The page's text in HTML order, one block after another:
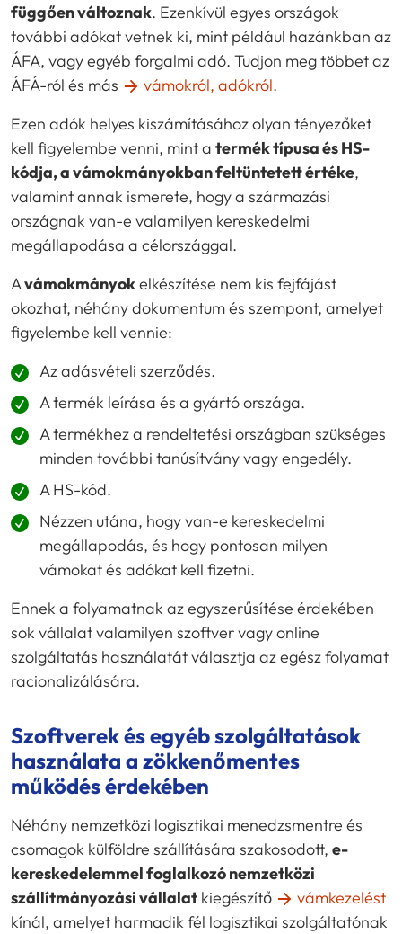
függően változnak. Ezenkívül egyes országok
további adókat vetnek ki, mint például hazánkban az
ÁFA, vagy egyéb forgalmi adó. Tudjon meg többet az
ÁFÁ-ról és más
vámokról, adókról.
Ezen adók helyes kiszámításához olyan tényezőket
kell figyelembe venni, mint a termék típusa és HS-
kódja, a vámokmányokban feltüntetett értéke,
valamint annak ismerete, hogy a származási
országnak van-e valamilyen kereskedelmi
megállapodása a célországgal.
Avámokmányokelkészítése nem kis fejfájást
okozhat, néhány dokumentum és szempont, amelyet
figyelembe kell vennie:
Az adásvételi szerződés.
A termék leírása és a gyártó országa.
A termékhez a rendeltetési országban szükséges
minden további tanúsítvány vagy engedély.
A HS-kód.
Nézzen utána, hogy van-e kereskedelmi
megállapodás, és hogy pontosan milyen
vámokat és adókat kell fizetni.
Ennek a folyamatnak az egyszerűsítése érdekében
sok vállalat valamilyen szoftver vagy online
szolgáltatás használatát választja az egész folyamat
racionalizálására.
Szoftverek és egyéb szolgáltatások
használata a zökkenőmentes
működés érdekében
Néhány nemzetközi logisztikai menedzsmentre és
csomagok külföldre szállítására szakosodott, e-
kereskedelemmel foglalkozó nemzetközi
szállítmányozási vállalat kiegészítő
vámkezelést
kínál, amelyet harmadik fél logisztikai szolgáltatónak